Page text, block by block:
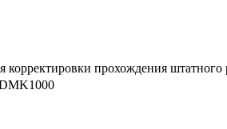
корректировки прохождения штатного
DMK1000